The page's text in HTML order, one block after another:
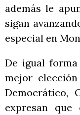
además le
sigan
especial en
De igual
mejor
Democrático,
expresan que